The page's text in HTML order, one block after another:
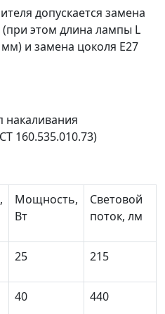
допускается замена
этом длина лампы L
и замена цоколя Е27
накаливания
160.535.010.73)
Мощность,
Вт
Световой
поток, лм
25 215
40 440